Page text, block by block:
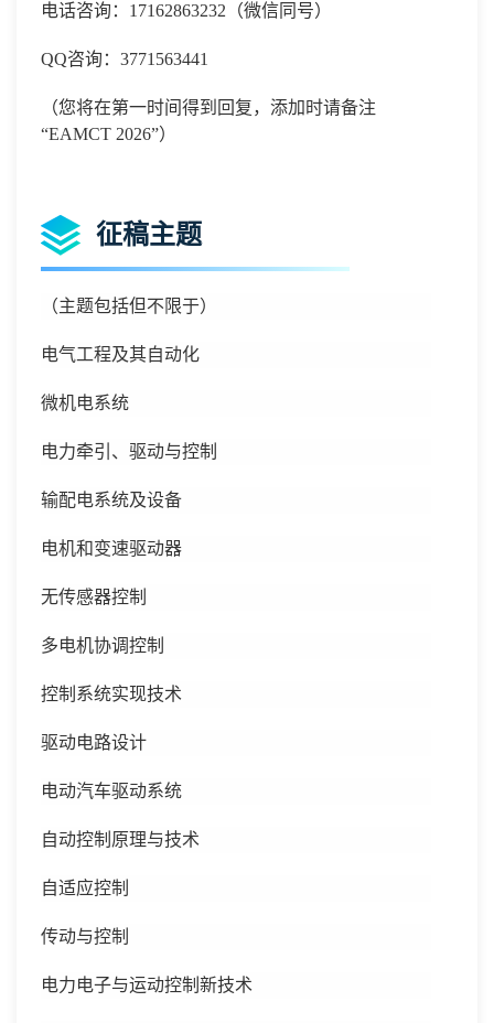
电话咨询： 17162863232 （微信同号）
QQ咨询： 3771563441
（您将在第一时间得到回复，添加时请备注
“EAMCT 2026”）
征稿主题
（主题包括但不限于）
电气工程及其自动化
微机电系统
电力牵引、驱动与控制
输配电系统及设备
电机和变速驱动器
无传感器控制
多电机协调控制
控制系统实现技术
驱动电路设计
电动汽车驱动系统
自动控制原理与技术
自适应控制
传动与控制
电力电子与运动控制新技术